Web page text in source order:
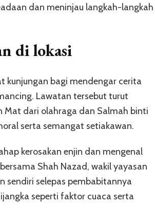
dan meninjau langkah-langkah
di lokasi
kunjungan bagi mendengar cerita
Lawatan tersebut turut
Mat dari olahraga dan Salmah binti
serta semangat setiakawan.
kerosakan enjin dan mengenal
Shah Nazad, wakil yayasan
sendiri selepas pembabitannya
seperti faktor cuaca serta